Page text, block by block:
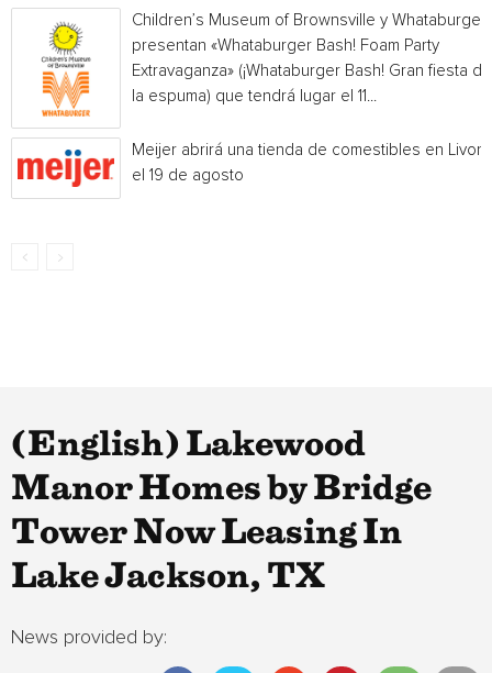
Children’s Museum of Brownsville y Whataburger
presentan «Whataburger Bash! Foam Party
Extravaganza» (¡Whataburger Bash! Gran fiesta de
la espuma) que tendrá lugar el 11...
Meijer abrirá una tienda de comestibles en
el 19 de agosto
(English) Lakewood
Manor Homes by Bridge
Tower Now Leasing In
Lake Jackson, TX
News provided by: